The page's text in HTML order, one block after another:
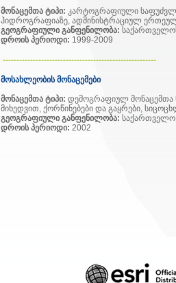
მონაცემთა ტიპი: კარტოგრაფიული
ჰიდროგრაფიაზე, ადმინისტრაციულ
გეოგრაფიული განფენილობა:
დროის პერიოდი: 1999-2009
--------------------------------------------------------
მოსახლეობის მონაცემები
მონაცემთა ტიპი: დემოგრაფიულ მონაცემთა
მიხედვით, ქორწინებები და გაყრები,
გეოგრაფიული განფენილობა: საქართველო
დროის პერიოდი: 2002